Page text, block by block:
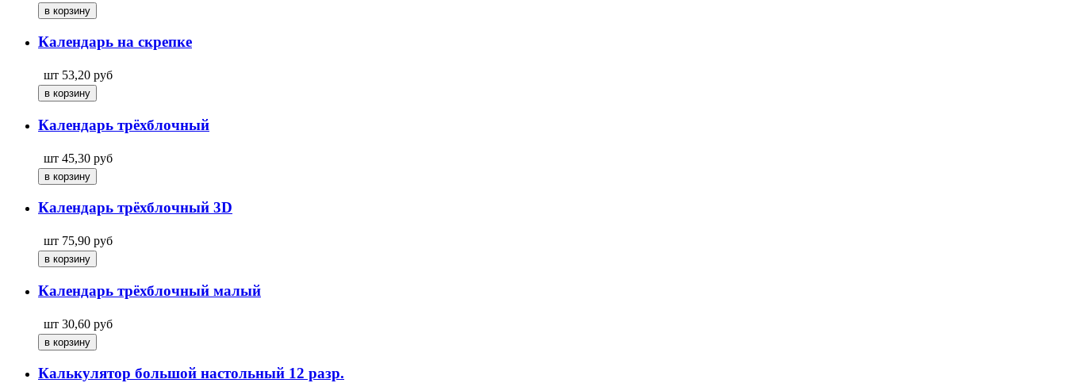
Календарь на скрепке
шт 53,20 руб
Календарь трёхблочный
шт 45,30 руб
Календарь трёхблочный 3D
шт 75,90 руб
Календарь трёхблочный малый
шт 30,60 руб
Калькулятор большой настольный 12 разр.